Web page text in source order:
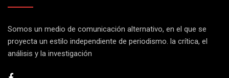
Somos un medio de comunicación alternativo, en el que se
proyecta un estilo independiente de periodismo. la crítica, el
análisis y la investigación